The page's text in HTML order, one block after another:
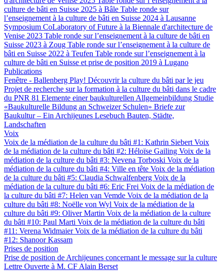
culture de bâti en Suisse 2025 à Bâle Table ronde sur
l’enseignement à la culture de bâti en Suisse 2024 à Lausanne
Symposium CoLaboratory of Future à la Biennale d'architecture de
Venise 2023 Table ronde sur l’enseignement à la culture de bâti en
Suisse 2023 à Zoug Table ronde sur l’enseignement à la culture de
bâti en Suisse 2022 à Teufen Table ronde sur l’enseignement à la
culture de bâti en Suisse et prise de position 2019 à Lugano
Publications
Fenêtre - Ballenberg Play! Découvrir la culture du bâti par le jeu
Projet de recherche sur la formation à la culture du bâti dans le cadre
du PNR 81 Elemente einer baukulturellen Allgemeinbildung Studie
«Baukulturelle Bildung an Schweizer Schulen» Briefe zur
Baukultur – Ein Archijeunes Lesebuch Bauten, Städte,
Landschaften
Voix
Voix de la médiation de la culture du bâti #1: Kathrin Siebert Voix
de la médiation de la culture du bâti #2: Héloïse Gailing Voix de la
médiation de la culture du bâti #3: Nevena Torboski Voix de la
médiation de la culture du bâti #4: Ville en tête Voix de la médiation
de la culture du bâti #5: Claudia Schwalfenberg Voix de la
médiation de la culture du bâti #6: Eric Frei Voix de la médiation de
la culture du bâti #7: Helen van Vemde Voix de la médiation de la
culture du bâti #8: Noëlle von Wyl Voix de la médiation de la
culture du bâti #9: Oliver Martin Voix de la médiation de la culture
du bâti #10: Paul Marti Voix de la médiation de la culture du bâti
#11: Verena WidmaierVoix de la médiation de la culture du bâti
#12: Shanoor Kassam
Prises de position
Prise de position de Archijeunes concernant le message sur la culture
Lettre Ouverte à M. CF Alain Berset